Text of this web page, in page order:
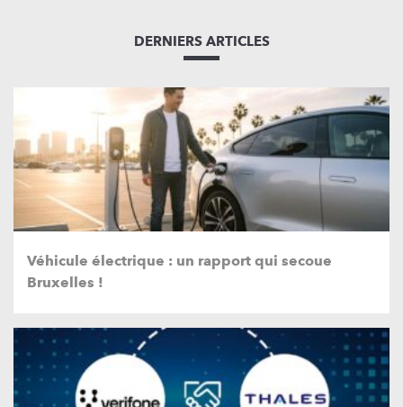
DERNIERS ARTICLES
Véhicule électrique : un rapport qui secoue
Bruxelles !